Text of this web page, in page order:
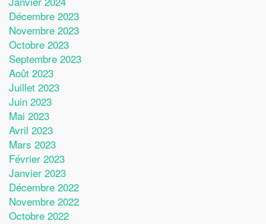
Décembre 2023
Novembre 2023
Octobre 2023
Septembre 2023
Août 2023
Juillet 2023
Juin 2023
Mai 2023
Avril 2023
Mars 2023
Février 2023
Janvier 2023
Décembre 2022
Novembre 2022
Octobre 2022